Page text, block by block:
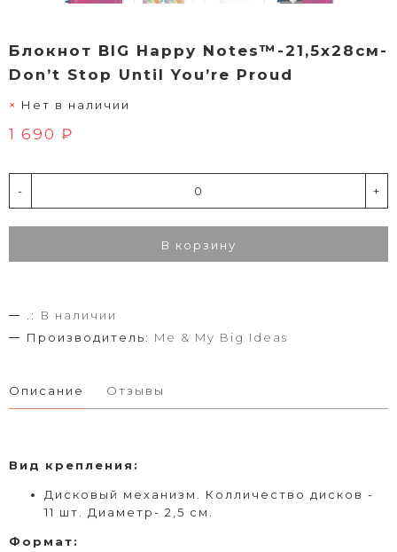
Блокнот BIG Happy Notes™-21,5х28см-
Don’t Stop Until You’re Proud
Нет в наличии
1 690 ₽
- +
В корзину
.:
В наличии
Производитель: Me & My Big Ideas
Описание Отзывы
Вид крепления :
Дисковый механизм. Колличество дисков -
11 шт. Диаметр- 2,5 см.
Формат: